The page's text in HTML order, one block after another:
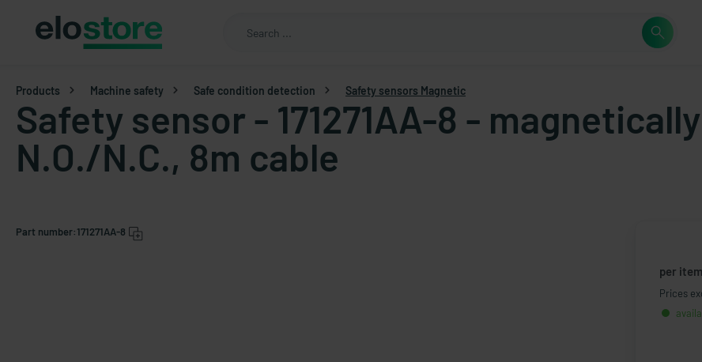
Products Machine safety Safe condition detection Safety sensors Magnetic
Safety sensor - 171271AA-8 -
N.O./N.C., 8m cable
Part number:171271AA-8
per item
Prices